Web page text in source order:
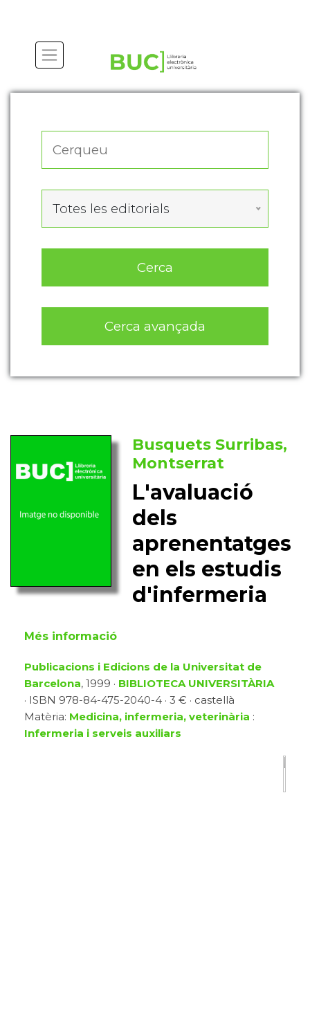
Totes les editorials
Cerca
Cerca avançada
Busquets Surribas,
Montserrat
L'avaluació
dels
aprenentatges
en els estudis
d'infermeria
Més informació
Publicacions i Edicions de la Universitat de
Barcelona, 1999 · BIBLIOTECA UNIVERSITÀRIA
· ISBN 978-84-475-2040-4 · 3 € · castellà
Matèria: Medicina, infermeria, veterinària :
Infermeria i serveis auxiliars